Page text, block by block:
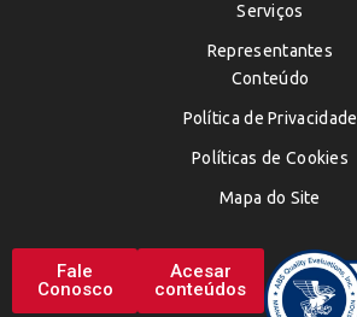
Serviços
Representantes
Conteúdo
Política de Privacidade
Políticas de Cookies
Mapa do Site
Fale
Conosco
Acesar
conteúdos